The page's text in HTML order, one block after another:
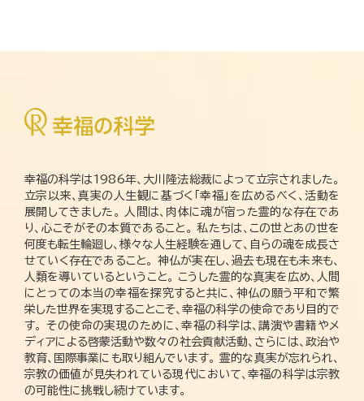
幸福の科学は1986年、大川隆法総裁によって立宗されました。
立宗以来、真実の人生観に基づく「幸福」を広めるべく、活動を
展開してきました。 人間は、肉体に魂が宿った霊的な存在であ
り、心こそがその本質であること。 私たちは、この世とあの世を
何度も転生輪廻し、様々な人生経験を通して、自らの魂を成長さ
せていく存在であること。 神仏が実在し、過去も現在も未来も、
人類を導いているということ。 こうした霊的な真実を広め、人間
にとっての本当の幸福を探究すると共に、神仏の願う平和で繁
栄した世界を実現することこそ、幸福の科学の使命であり目的で
す。 その使命の実現のために、幸福の科学は、講演や書籍やメ
ディアによる啓蒙活動や数々の社会貢献活動、さらには、政治や
教育、国際事業にも取り組んでいます。 霊的な真実が忘れられ、
宗教の価値が見失われている現代において、幸福の科学は宗教
の可能性に挑戦し続けています。